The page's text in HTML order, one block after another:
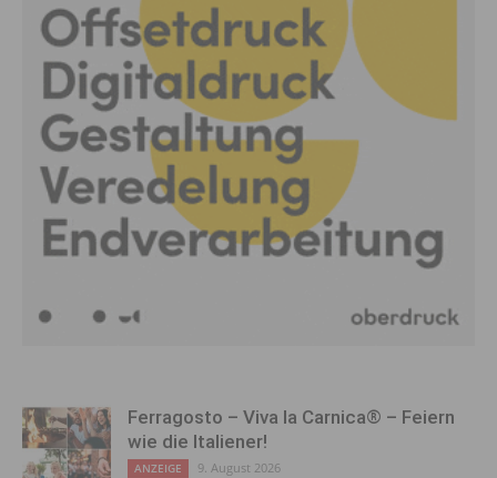
Ferragosto – Viva la Carnica® – Feiern
wie die Italiener!
ANZEIGE 9. August 2026